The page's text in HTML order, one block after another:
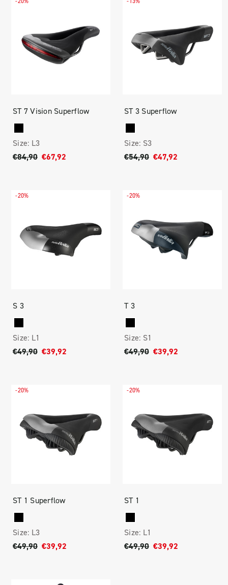
ST 7 Vision Superflow
Size: L3
€84,90 €67,92
ST 3 Superflow
Size: S3
€54,90 €47,92
-20%
S 3
Size: L1
€49,90 €39,92
-20%
T 3
Size: S1
€49,90 €39,92
-20%
ST 1 Superflow
Size: L3
€49,90 €39,92
-20%
ST 1
Size: L1
€49,90 €39,92